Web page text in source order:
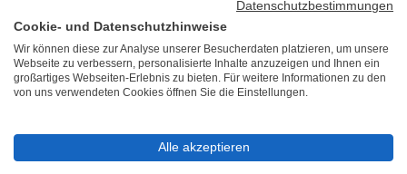
Preis auf Anfrage
Lieferzeit 6-10 Arbeitstage
Datenschutzbestimmungen
Cookie- und Datenschutzhinweise
Wir können diese zur Analyse unserer Besucherdaten platzieren, um unsere
Webseite zu verbessern, personalisierte Inhalte anzuzeigen und Ihnen ein
großartiges Webseiten-Erlebnis zu bieten. Für weitere Informationen zu den
von uns verwendeten Cookies öffnen Sie die Einstellungen.
Alle akzeptieren